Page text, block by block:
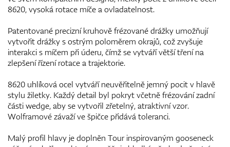
8620, vysoká rotace míče a ovladatelnost.
Patentované precizní kruhově frézované drážky umožňují
vytvořit drážky s ostrým poloměrem okrajů, což zvyšuje
interakci s míčem při úderu, čímž se vytváří větší tření na
zlepšení řízení rotace a trajektorie.
8620 uhlíková ocel vytváří neuvěřitelně jemný pocit v hlavě
stylu žiletky. Každý detail byl pokryt včetně frézování zadní
části wedge, aby se vytvořil zřetelný, atraktivní vzor.
Wolframové závaží ve špičce přidává toleranci.
Malý profil hlavy je doplněn Tour inspirovaným gooseneck